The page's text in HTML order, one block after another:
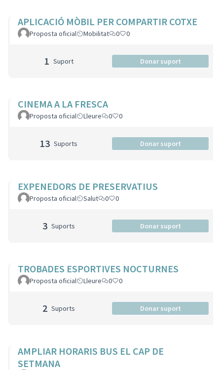
APLICACIÓ MÒBIL PER COMPARTIR COTXE
Proposta oficial Mobilitat 0 0
1 Suport Donar suport
CINEMA A LA FRESCA
Proposta oficial Lleure 0 0
13 Suports Donar suport
EXPENEDORS DE PRESERVATIUS
Proposta oficial Salut 0 0
3 Suports Donar suport
TROBADES ESPORTIVES NOCTURNES
Proposta oficial Lleure 0 0
2 Suports Donar suport
AMPLIAR HORARIS BUS EL CAP DE
SETMANA